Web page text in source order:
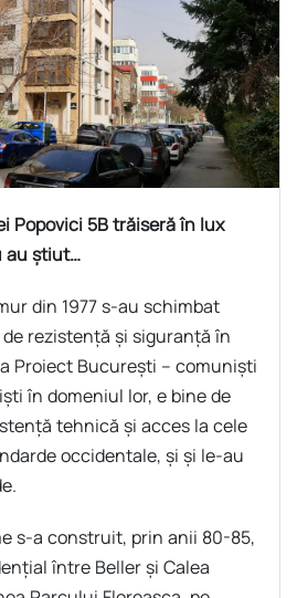
Popovici 5B trăiseră în lux
au știut…
din 1977 s-au schimbat
rezistență și siguranță în
Proiect București – comuniști
în domeniul lor, e bine de
tehnică și acces la cele
occidentale, și și le-au
s-a construit, prin anii 80-85,
între Beller și Calea